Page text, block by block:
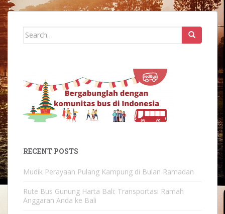
Search
RECENT POSTS
Mudik Perayaan Pulang Kampung di Bulan Ramadan
Rute Bus Gunung Harta Bali: Transportasi Ramah
Anggaran Anda ke Bali